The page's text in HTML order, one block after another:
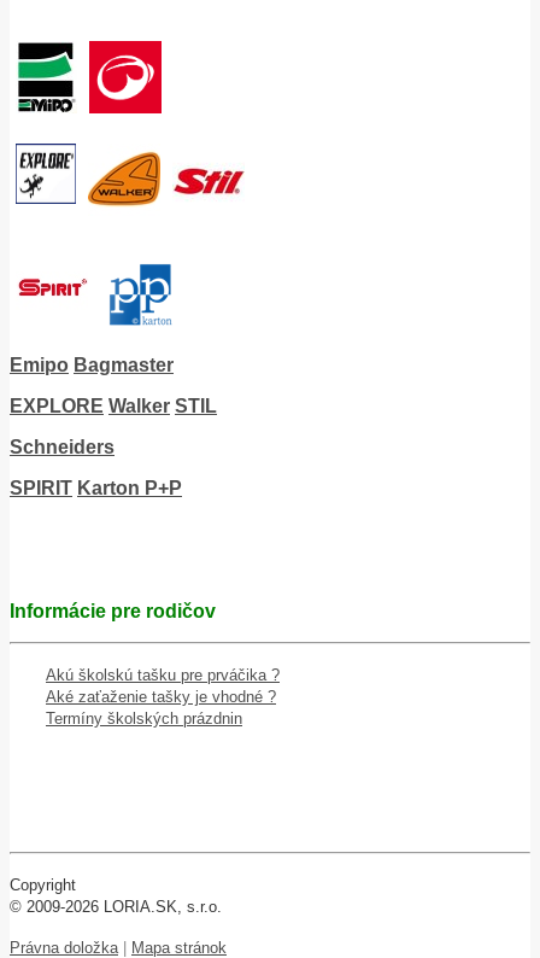
Emipo Bagmaster
EXPLORE Walker STIL
Schneiders
SPIRIT Karton P+P
Informácie pre rodičov
Akú školskú tašku pre prváčika ?
Aké zaťaženie tašky je vhodné ?
Termíny školských prázdnin
Copyright
© 2009-2026 LORIA.SK, s.r.o.
Právna doložka | Mapa stránok